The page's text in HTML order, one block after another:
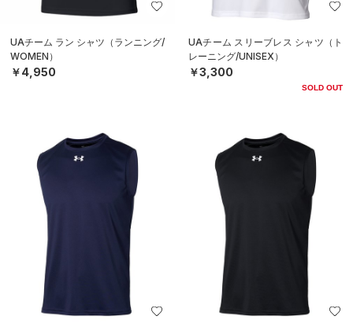
UAチーム ラン シャツ（ランニング/
WOMEN）
￥4,950
UAチーム スリーブレス シャツ（ト
レーニング/UNISEX）
￥3,300
SOLD OUT